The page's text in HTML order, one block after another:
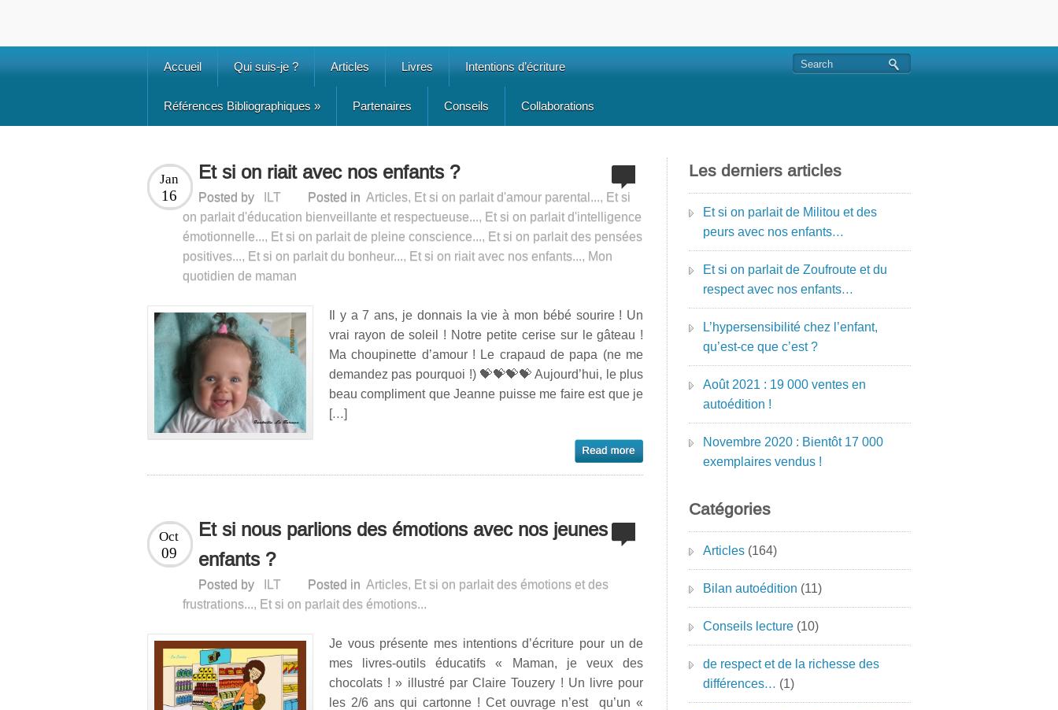
Accueil Qui suis-je ? Articles Livres Intentions d’écriture
Références Bibliographiques » Partenaires Conseils Collaborations
Et si on riait avec nos enfants ?
Jan
16 Posted by ILT Posted in Articles, Et si on parlait d'amour parental..., Et si
on parlait d'éducation bienveillante et respectueuse..., Et si on parlait d'intelligence
émotionnelle..., Et si on parlait de pleine conscience..., Et si on parlait des pensées
positives..., Et si on parlait du bonheur..., Et si on riait avec nos enfants..., Mon
quotidien de maman
Il y a 7 ans, je donnais la vie à mon bébé sourire ! Un
vrai rayon de soleil ! Notre petite cerise sur le gâteau !
Ma choupinette d’amour ! Le crapaud de papa (ne me
demandez pas pourquoi !) 💝💝💝💝 Aujourd’hui, le plus
beau compliment que Jeanne puisse me faire est que je
[…]
Et si nous parlions des émotions avec nos jeunes
enfants ?
Oct
09
Posted by ILT Posted in Articles, Et si on parlait des émotions et des
frustrations..., Et si on parlait des émotions...
Je vous présente mes intentions d’écriture pour un de
mes livres-outils éducatifs « Maman, je veux des
chocolats ! » illustré par Claire Touzery ! Un livre pour
les 2/6 ans qui cartonne ! Cet ouvrage n’est qu’un «
Les derniers articles
Et si on parlait de Militou et des
peurs avec nos enfants…
Et si on parlait de Zoufroute et du
respect avec nos enfants…
L’hypersensibilité chez l’enfant,
qu’est-ce que c’est ?
Août 2021 : 19 000 ventes en
autoédition !
Novembre 2020 : Bientôt 17 000
exemplaires vendus !
Catégories
Articles(164)
Bilan autoédition (11)
Conseils lecture(10)
de respect et de la richesse des
différences… (1)